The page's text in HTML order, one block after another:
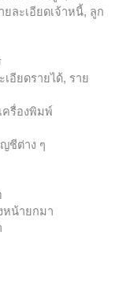
ละเอียดเจ้าหนี้, ลูก
อียดรายได้, ราย
ครื่องพิมพ์
ชีต่าง ๆ
หน้ายกมา